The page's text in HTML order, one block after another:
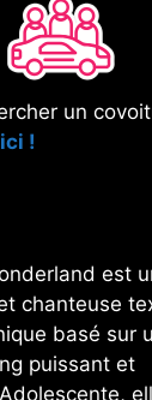
un
!
est
chanteuse
basé sur
puissant et